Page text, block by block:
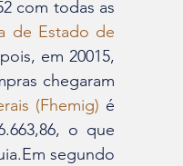
com todas as
de Estado de
em 20015,
chegaram
(Fhemig) é
o que
segundo